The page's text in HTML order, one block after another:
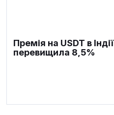
Премія на USDT в Індії
перевищила 8,5%